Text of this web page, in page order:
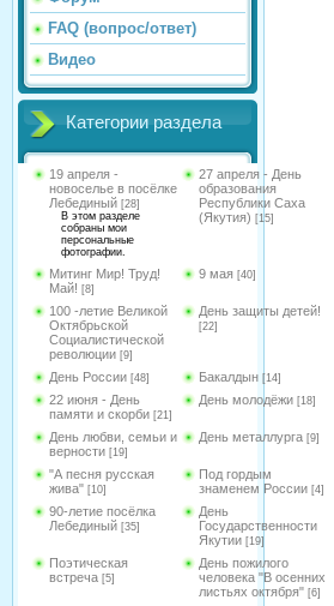
FAQ (вопрос/ответ)
Видео
Категории раздела
19 апреля -
новоселье в посёлке
Лебединый [28]
В этом разделе
собраны мои
персональные
фотографии.
27 апреля - День
образования
Республики Саха
(Якутия) [15]
Митинг Мир! Труд!
Май! [8]
9 мая [40]
100 -летие Великой
Октябрьской
Социалистической
революции [9]
День защиты детей!
[22]
День России [48] Бакалдын [14]
22 июня - День
памяти и скорби [21]
День молодёжи [18]
День любви, семьи и
верности [19]
День металлурга [9]
"А песня русская
жива" [10]
Под гордым
знаменем России [4]
90-летие посёлка
Лебединый [35]
День
Государственности
Якутии [19]
Поэтическая
встреча [5]
День пожилого
человека "В осенних
листьях октября" [6]